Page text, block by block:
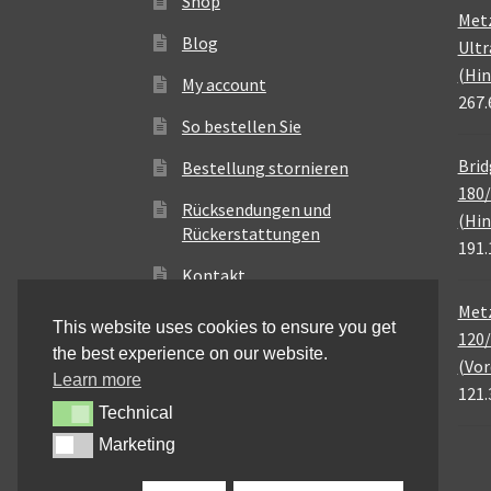
Blog
My account
So bestellen Sie
Bestellung stornieren
Rücksendungen und
Rückerstattungen
Kontakt
This website uses cookies to ensure you get
the best experience on our website.
Learn more
TechnicalTechnical
MarketingMarketing